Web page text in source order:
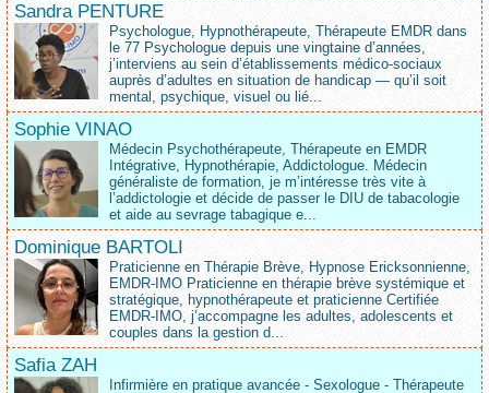
Sandra PENTURE
Psychologue, Hypnothérapeute, Thérapeute EMDR dans
le 77 Psychologue depuis une vingtaine d’années,
j’interviens au sein d’établissements médico‑sociaux
auprès d’adultes en situation de handicap — qu’il soit
mental, psychique, visuel ou lié...
Sophie VINAO
Médecin Psychothérapeute, Thérapeute en EMDR
Intégrative, Hypnothérapie, Addictologue. Médecin
généraliste de formation, je m’intéresse très vite à
l’addictologie et décide de passer le DIU de tabacologie
et aide au sevrage tabagique e...
Dominique BARTOLI
Praticienne en Thérapie Brève, Hypnose Ericksonnienne,
EMDR-IMO Praticienne en thérapie brève systémique et
stratégique, hypnothérapeute et praticienne Certifiée
EMDR-IMO, j’accompagne les adultes, adolescents et
couples dans la gestion d...
Safia ZAH
Infirmière en pratique avancée - Sexologue - Thérapeute